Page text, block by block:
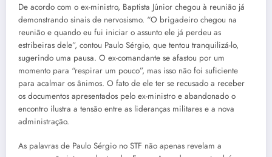
De acordo com o ex-ministro, Baptista Júnior chegou à reunião já
demonstrando sinais de nervosismo. “O brigadeiro chegou na
reunião e quando eu fui iniciar o assunto ele já perdeu as
estribeiras dele”, contou Paulo Sérgio, que tentou tranquilizá-lo,
sugerindo uma pausa. O ex-comandante se afastou por um
momento para “respirar um pouco”, mas isso não foi suficiente
para acalmar os ânimos. O fato de ele ter se recusado a receber
os documentos apresentados pelo ex-ministro e abandonado o
encontro ilustra a tensão entre as lideranças militares e a nova
administração.
As palavras de Paulo Sérgio no STF não apenas revelam a